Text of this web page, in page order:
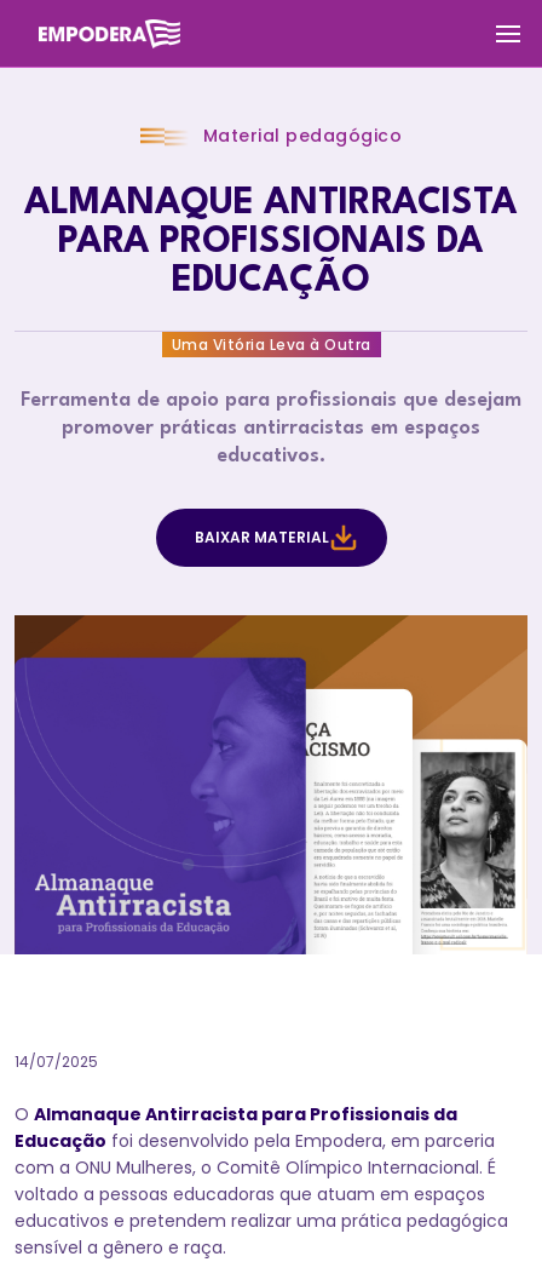
Material pedagógico
ALMANAQUE ANTIRRACISTA
PARA PROFISSIONAIS DA
EDUCAÇÃO
Uma Vitória Leva à Outra
Ferramenta de apoio para profissionais que desejam
promover práticas antirracistas em espaços
educativos.
BAIXAR MATERIAL
14/07/2025
O Almanaque Antirracista para Profissionais da
Educação foi desenvolvido pela Empodera, em parceria
com a ONU Mulheres, o Comitê Olímpico Internacional. É
voltado a pessoas educadoras que atuam em espaços
educativos e pretendem realizar uma prática pedagógica
sensível a gênero e raça.